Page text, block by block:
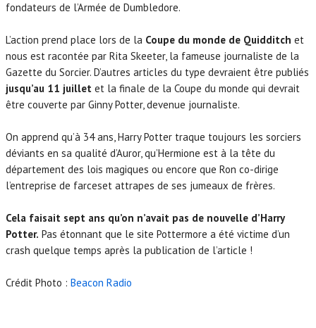
fondateurs de l’Armée de Dumbledore.
L’action prend place lors de la Coupe du monde de Quidditch et
nous est racontée par Rita Skeeter, la fameuse journaliste de la
Gazette du Sorcier. D’autres articles du type devraient être publiés
jusqu’au 11 juillet et la finale de la Coupe du monde qui devrait
être couverte par Ginny Potter, devenue journaliste.
On apprend qu’à 34 ans, Harry Potter traque toujours les sorciers
déviants en sa qualité d’Auror, qu’Hermione est à la tête du
département des lois magiques ou encore que Ron co-dirige
l’entreprise de farceset attrapes de ses jumeaux de frères.
Cela faisait sept ans qu’on n’avait pas de nouvelle d’Harry
Potter. Pas étonnant que le site Pottermore a été victime d’un
crash quelque temps après la publication de l’article !
Crédit Photo : Beacon Radio